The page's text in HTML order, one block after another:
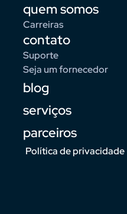
quem somos
Carreiras
contato
Suporte
Seja um fornecedor
blog
serviços
parceiros
Política de privacidade